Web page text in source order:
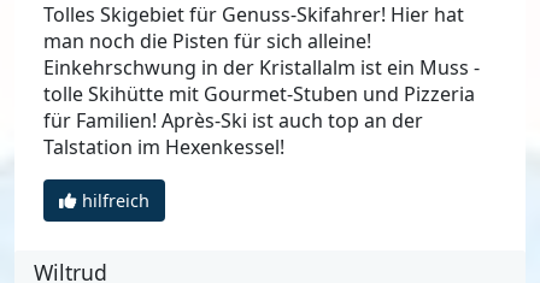
Tolles Skigebiet für Genuss-Skifahrer! Hier hat
man noch die Pisten für sich alleine!
Einkehrschwung in der Kristallalm ist ein Muss -
tolle Skihütte mit Gourmet-Stuben und Pizzeria
für Familien! Après-Ski ist auch top an der
Talstation im Hexenkessel!
hilfreich
Wiltrud